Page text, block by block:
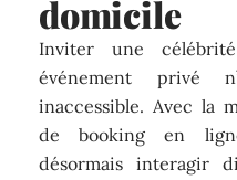
domicile
Inviter une
événement privé
inaccessible. Avec la
de booking en
désormais interagir